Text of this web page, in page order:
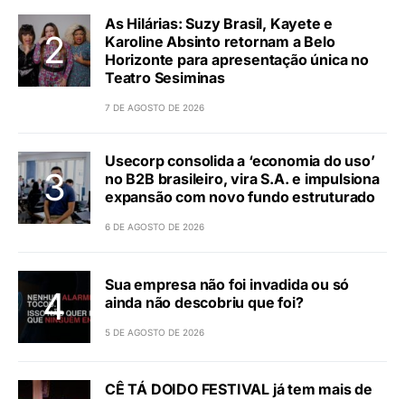
As Hilárias: Suzy Brasil, Kayete e
Karoline Absinto retornam a Belo
Horizonte para apresentação única no
Teatro Sesiminas
7 DE AGOSTO DE 2026
Usecorp consolida a ‘economia do uso’
no B2B brasileiro, vira S.A. e impulsiona
expansão com novo fundo estruturado
6 DE AGOSTO DE 2026
Sua empresa não foi invadida ou só
ainda não descobriu que foi?
5 DE AGOSTO DE 2026
CÊ TÁ DOIDO FESTIVAL já tem mais de